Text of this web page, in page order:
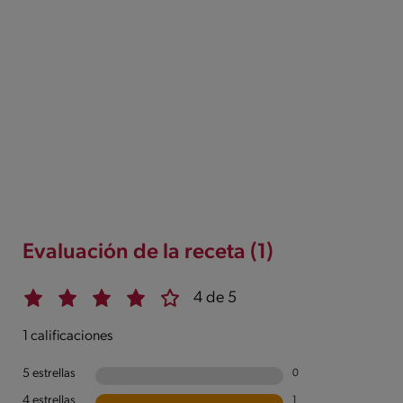
Evaluación de la receta (1)
4 de 5
1 calificaciones
5 estrellas 0
1